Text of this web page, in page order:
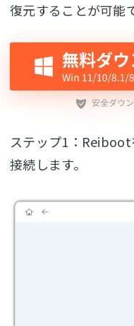
復元することが可能
ステップ1：Reiboot
接続します。